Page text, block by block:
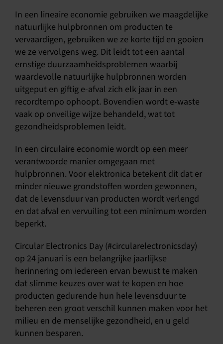
In een lineaire economie gebruiken we maagdelijke
natuurlijke hulpbronnen om producten te
vervaardigen, gebruiken we ze korte tijd en gooien
we ze vervolgens weg. Dit leidt tot een aantal
ernstige duurzaamheidsproblemen waarbij
waardevolle natuurlijke hulpbronnen worden
uitgeput en giftig e-afval zich elk jaar in een
recordtempo ophoopt. Bovendien wordt e-waste
vaak op onveilige wijze behandeld, wat tot
gezondheidsproblemen leidt.
In een circulaire economie wordt op een meer
verantwoorde manier omgegaan met
hulpbronnen. Voor elektronica betekent dit dat er
minder nieuwe grondstoffen worden gewonnen,
dat de levensduur van producten wordt verlengd
en dat afval en vervuiling tot een minimum worden
beperkt.
Circular Electronics Day (#circularelectronicsday)
op 24 januari is een belangrijke jaarlijkse
herinnering om iedereen ervan bewust te maken
dat slimme keuzes over wat te kopen en hoe
producten gedurende hun hele levensduur te
beheren een groot verschil kunnen maken voor het
milieu en de menselijke gezondheid, en u geld
kunnen besparen.